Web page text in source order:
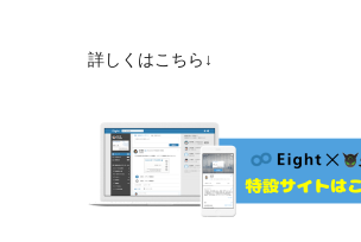
詳しくはこちら↓